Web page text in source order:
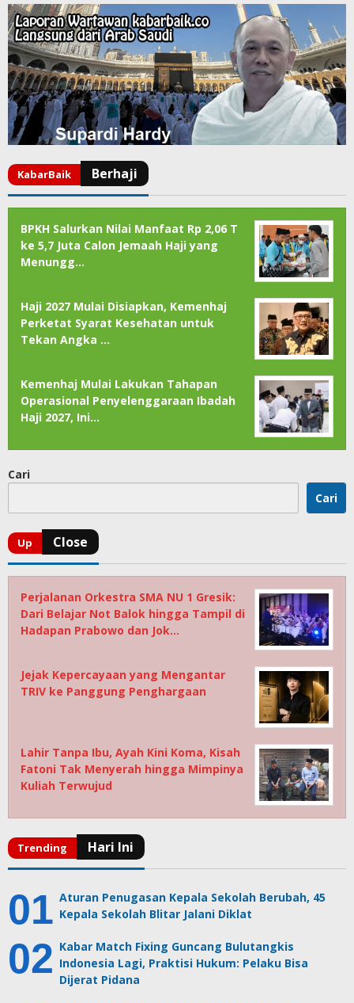
BPKH Salurkan Nilai Manfaat Rp 2,06 T
ke 5,7 Juta Calon Jemaah Haji yang
Menungg…
Haji 2027 Mulai Disiapkan, Kemenhaj
Perketat Syarat Kesehatan untuk
Tekan Angka …
Kemenhaj Mulai Lakukan Tahapan
Operasional Penyelenggaraan Ibadah
Haji 2027, Ini…
Cari
Cari
Perjalanan Orkestra SMA NU 1 Gresik:
Dari Belajar Not Balok hingga Tampil di
Hadapan Prabowo dan Jok…
Jejak Kepercayaan yang Mengantar
TRIV ke Panggung Penghargaan
Lahir Tanpa Ibu, Ayah Kini Koma, Kisah
Fatoni Tak Menyerah hingga Mimpinya
Kuliah Terwujud
Aturan Penugasan Kepala Sekolah Berubah, 45
Kepala Sekolah Blitar Jalani Diklat
Kabar Match Fixing Guncang Bulutangkis
Indonesia Lagi, Praktisi Hukum: Pelaku Bisa
Dijerat Pidana